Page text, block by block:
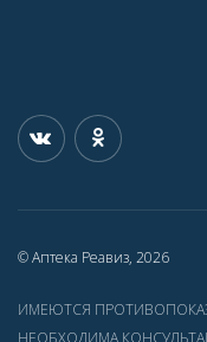
© Аптека Реавиз, 2026
ИМЕЮТСЯ
НЕОБХОДИМА